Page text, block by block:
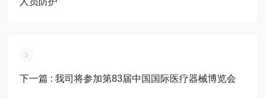
下一篇 : 我司将参加第83届中国国际医疗器械博览会